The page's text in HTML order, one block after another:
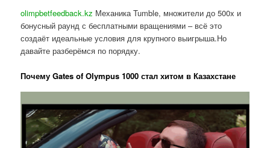
olimpbetfeedback.kz Механика Tumble, множители до 500x и
бонусный раунд с бесплатными вращениями – всё это
создаёт идеальные условия для крупного выигрыша.Но
давайте разберёмся по порядку.
Почему Gates of Olympus 1000 стал хитом в Казахстане